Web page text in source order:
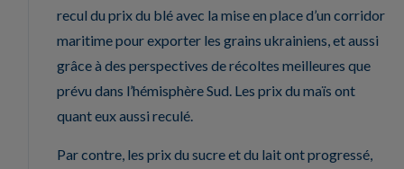
recul du prix du blé avec la mise en place d’un corridor
maritime pour exporter les grains ukrainiens, et aussi
grâce à des perspectives de récoltes meilleures que
prévu dans l’hémisphère Sud. Les prix du maïs ont
quant eux aussi reculé.
Par contre, les prix du sucre et du lait ont progressé,